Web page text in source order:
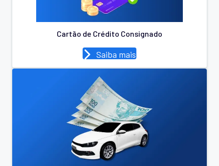
Cartão de Crédito Consignado
Saiba mais